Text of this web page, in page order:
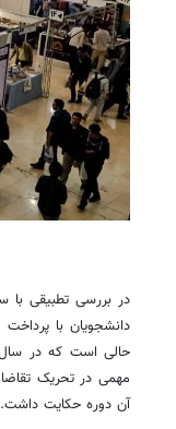
آن دوره حکایت داشت.